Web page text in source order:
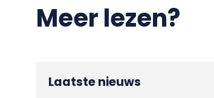
Meer lezen?
Laatste nieuws